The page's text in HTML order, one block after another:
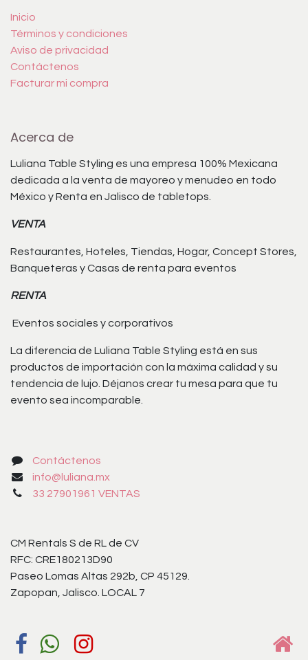
Inicio
Términos y condiciones
Aviso de privacidad
Contáctenos
Facturar mi compra
Acerca de
Luliana Table Styling es una empresa 100% Mexicana
dedicada a la venta de mayoreo y menudeo en todo
México y Renta en Jalisco de tabletops.
VENTA
Restaurantes, Hoteles, Tiendas, Hogar, Concept Stores,
Banqueteras y Casas de renta para eventos
RENTA
Eventos sociales y corporativos
La diferencia de Luliana Table Styling está en sus
productos de importación con la máxima calidad y su
tendencia de lujo. Déjanos crear tu mesa para que tu
evento sea incomparable.
Contáctenos
info@luliana.mx
33 27901961 VENTAS
CM Rentals S de RL de CV
RFC: CRE180213D90
Paseo Lomas Altas 292b, CP 45129.
Zapopan, Jalisco. LOCAL 7